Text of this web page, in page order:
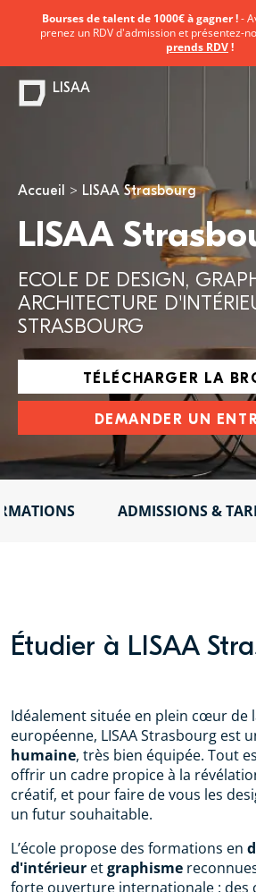
Vous êtes ici
Accueil LISAA Strasbourg
ECOLE DE DESIGN,
ARCHITECTURE
STRASBOURG
LISAA
TÉLÉCHARGER LA
DEMANDER UN
ADMISSIONS &
Étudier à LISAA
Idéalement située en plein cœur de
européenne, LISAA Strasbourg est
humaine, très bien équipée. Tout
offrir un cadre propice à la
créatif, et pour faire de vous les
un futur souhaitable.
L’école propose des formations en
d'intérieur etgraphisme
forte ouverture internationale : des
Bourses de talent de 1000€ à gagner !-
prenez un RDV d'admission et présentez-
prends RDV!
LISAA